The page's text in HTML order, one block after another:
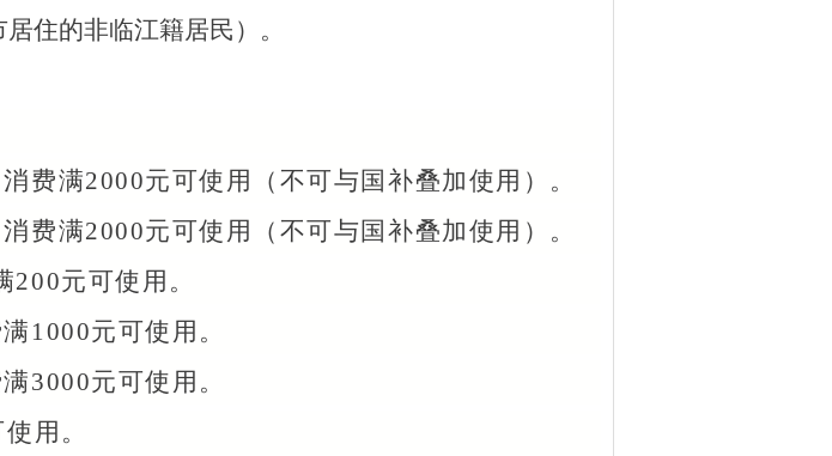
住的非临江籍居民）。
费满2000元可使用（不可与国补叠加使用）。
费满2000元可使用（不可与国补叠加使用）。
元可使用。
1000元可使用。
3000元可使用。
用。